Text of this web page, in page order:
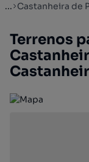
... Castanheira de
Terrenos